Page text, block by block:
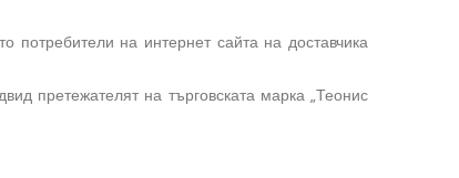
на интернет сайта на доставчика
претежателят на търговската марка „Теонис